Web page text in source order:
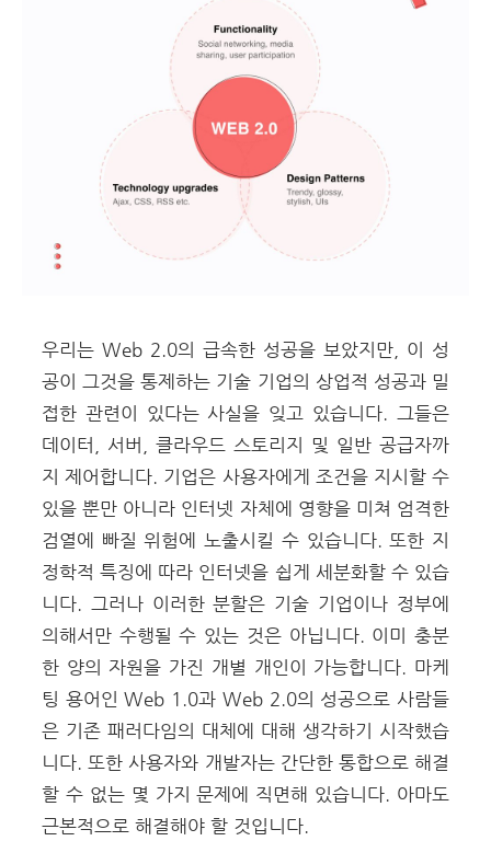
우리는 Web 2.0의 급속한 성공을 보았지만, 이 성
공이 그것을 통제하는 기술 기업의 상업적 성공과 밀
접한 관련이 있다는 사실을 잊고 있습니다. 그들은
데이터, 서버, 클라우드 스토리지 및 일반 공급자까
지 제어합니다. 기업은 사용자에게 조건을 지시할 수
있을 뿐만 아니라 인터넷 자체에 영향을 미쳐 엄격한
검열에 빠질 위험에 노출시킬 수 있습니다. 또한 지
정학적 특징에 따라 인터넷을 쉽게 세분화할 수 있습
니다. 그러나 이러한 분할은 기술 기업이나 정부에
의해서만 수행될 수 있는 것은 아닙니다. 이미 충분
한 양의 자원을 가진 개별 개인이 가능합니다. 마케
팅 용어인 Web 1.0과 Web 2.0의 성공으로 사람들
은 기존 패러다임의 대체에 대해 생각하기 시작했습
니다. 또한 사용자와 개발자는 간단한 통합으로 해결
할 수 없는 몇 가지 문제에 직면해 있습니다. 아마도
근본적으로 해결해야 할 것입니다.